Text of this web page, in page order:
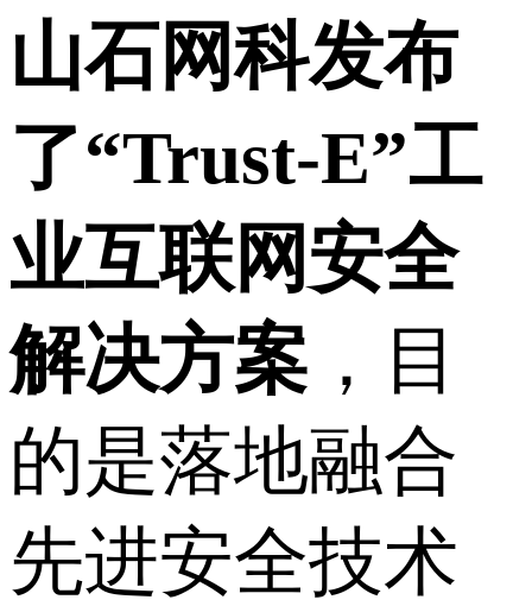
山石网科发布
了“Trust-E”工
业互联网安全
解决方案 ，目
的是落地融合
先进安全技术